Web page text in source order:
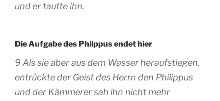
und er taufte ihn.
Die Aufgabe des Philppus endet hier
9 Als sie aber aus dem Wasser heraufstiegen,
entrückte der Geist des Herrn den Philippus
und der Kämmerer sah ihn nicht mehr